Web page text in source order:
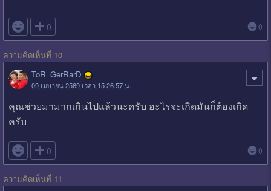
 0 0
ความคิดเห็นที่ 10
ToR_GerRarD
09 เมษายน 2569 เวลา 15:26:57 น.
คุณช่วยมามากเกินไปแล้วนะครับ อะไรจะเกิดมันก็ต้องเกิด
ครับ
 0 0
ความคิดเห็นที่ 11